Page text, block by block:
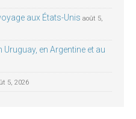
aux États-Unis août 5,
Uruguay, en Argentine et au
5, 2026